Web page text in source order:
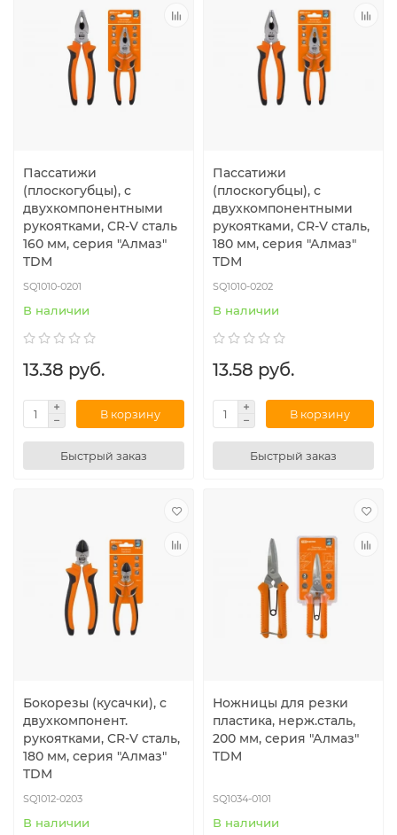
Пассатижи
(плоскогубцы), с
двухкомпонентными
рукоятками, CR-V сталь
160 мм, серия "Алмаз"
TDM
SQ1010-0201
В наличии
13.38 руб.
В корзину
Быстрый заказ
Пассатижи
(плоскогубцы), с
двухкомпонентными
рукоятками, CR-V сталь,
180 мм, серия "Алмаз"
TDM
SQ1010-0202
В наличии
13.58 руб.
В корзину
Быстрый заказ
Бокорезы (кусачки), с
двухкомпонент.
рукоятками, CR-V сталь,
180 мм, серия "Алмаз"
TDM
SQ1012-0203
В наличии
Ножницы для резки
пластика, нерж.сталь,
200 мм, серия "Алмаз"
TDM
SQ1034-0101
В наличии